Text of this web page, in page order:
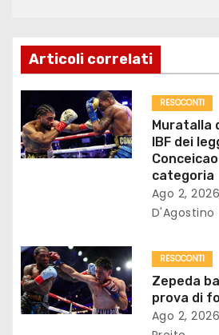
z
i
o
n
r
t
i
Articoli correlati
RESOCONTI
Muratalla
IBF dei
categoria
Ago 2, 2026
D'Agostino
RESOCONTI
Zepeda
prova di
Ago 2, 2026